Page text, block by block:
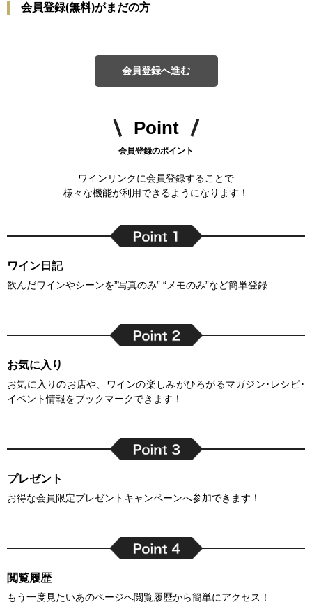
会員登録(無料)がまだの方
会員登録へ進む
Point
会員登録のポイント
ワインリンクに会員登録することで
様々な機能が利用できるようになります！
ワイン日記
飲んだワインやシーンを”写真のみ” “メモのみ”など簡単登録
お気に入り
お気に入りのお店や、ワインの楽しみがひろがるマガジン･レシピ･
イベント情報をブックマークできます！
プレゼント
お得な会員限定プレゼントキャンペーンへ参加できます！
閲覧履歴
もう一度見たいあのページへ閲覧履歴から簡単にアクセス！